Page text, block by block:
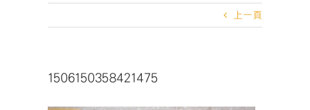
上一頁
1506150358421475